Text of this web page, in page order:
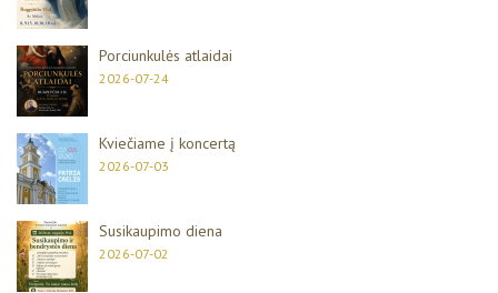
Porciunkulės atlaidai
2026-07-24
Kviečiame į koncertą
2026-07-03
Susikaupimo diena
2026-07-02